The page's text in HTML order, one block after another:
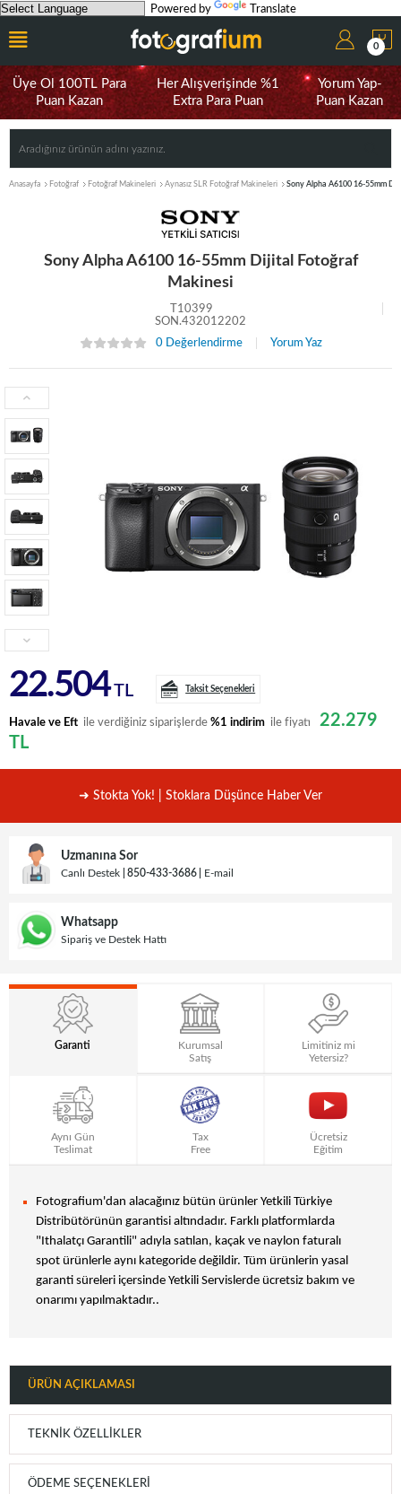
Powered by Translate
0
Üye Ol 100TL Para
Puan Kazan
Her Alışverişinde %1
Extra Para Puan
Yorum Yap-
Puan Kazan
Anasayfa Fotoğraf Fotoğraf Makineleri Aynasız SLR Fotoğraf Makineleri Sony Alpha A6100 16-55mm
Sony Alpha A6100 16-55mm Dijital Fotoğraf
Makinesi
T10399
SON.432012202
0 Değerlendirme
Yorum Yaz
22.504TL Taksit Seçenekleri
Havale ve Eft ile verdiğiniz siparişlerde %1 indirim ile fiyatı
22.279
TL
➜ Stokta Yok! | Stoklara Düşünce Haber Ver
Uzmanına Sor
Canlı Destek 850-433-3686 E-mail
Whatsapp
Sipariş ve Destek Hattı
Garanti
Kurumsal
Satış
Limitiniz mi
Yetersiz?
Aynı Gün
Teslimat
Tax
Free
Ücretsiz
Eğitim
Fotografium'dan alacağınız bütün ürünler Yetkili Türkiye
Distribütörünün garantisi altındadır. Farklı platformlarda
"Ithalatçı Garantili" adıyla satılan, kaçak ve naylon faturalı
spot ürünlerle aynı kategoride değildir. Tüm ürünlerin yasal
garanti süreleri içersinde Yetkili Servislerde ücretsiz bakım ve
onarımı yapılmaktadır..
ÜRÜN AÇIKLAMASI
TEKNIK ÖZELLIKLER
ÖDEME SEÇENEKLERI